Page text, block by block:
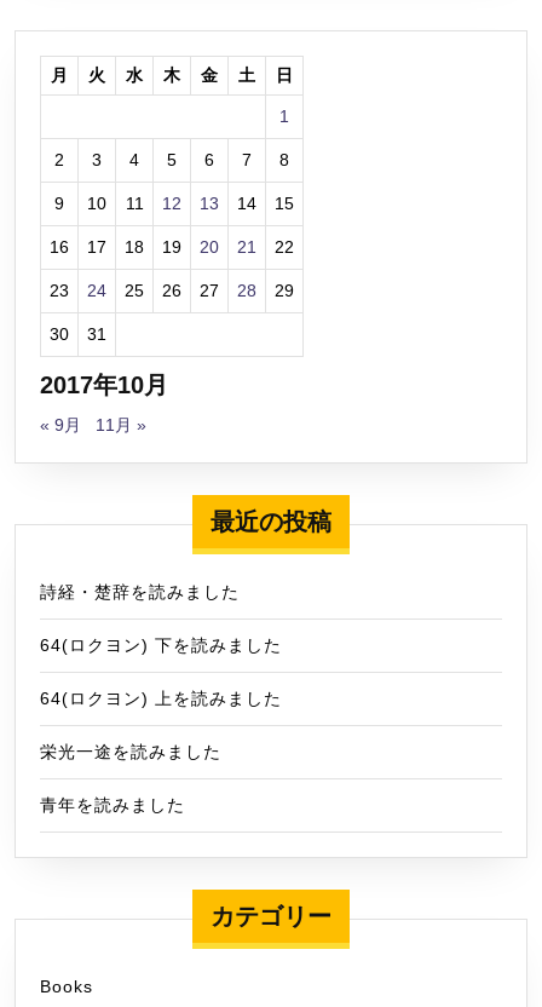
2017年10月
月 火 水 木 金 土 日
1
2 3 4 5 6 7 8
9 10 11 12 13 14 15
16 17 18 19 20 21 22
23 24 25 26 27 28 29
30 31
« 9月 11月 »
最近の投稿
詩経・楚辞を読みました
64(ロクヨン) 下を読みました
64(ロクヨン) 上を読みました
栄光一途を読みました
青年を読みました
カテゴリー
Books